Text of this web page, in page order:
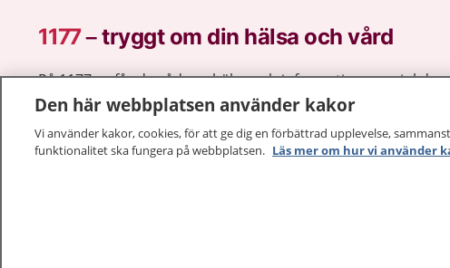
1177–tryggt om din hälsa och vård
På 1177.se får du råd om hälsa och information om
vilka mottagningar du kan kontakta. Logga in för att läsa din
sjukvårdsrådgivning dygnet runt.
Den här webbplatsen använder kakor
Vi använder kakor, cookies, för att ge dig en förbättrad upplevelse,
funktionalitet ska fungera på webbplatsen. Läs mer om hur vi använder